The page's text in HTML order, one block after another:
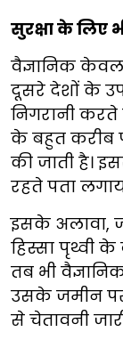
सुरक्षा के लिए
वैज्ञानिक
दूसरे देशों के
निगरानी करते
के बहुत करीब
की जाती है।
रहते पता
इसके अलावा,
हिस्सा पृथ्वी
तब भी
उसके जमीन पर
से चेतावनी